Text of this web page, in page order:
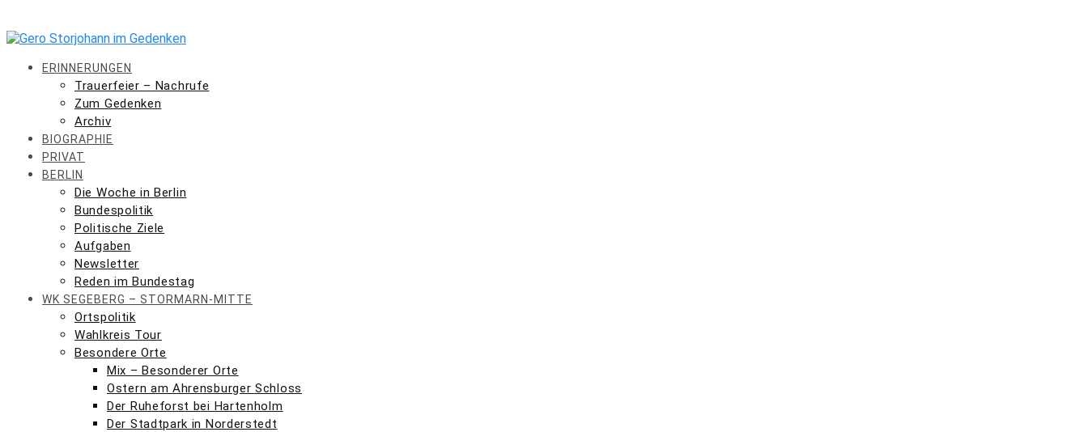
to
content
ERINNERUNGEN
Trauerfeier – Nachrufe
Zum Gedenken
Archiv
BIOGRAPHIE
PRIVAT
BERLIN
Die Woche in Berlin
Bundespolitik
Politische Ziele
Aufgaben
Newsletter
Reden im Bundestag
WK SEGEBERG – STORMARN-MITTE
Ortspolitik
Wahlkreis Tour
Besondere Orte
Mix – Besonderer Orte
Ostern am Ahrensburger Schloss
Der Ruheforst bei Hartenholm
Der Stadtpark in Norderstedt